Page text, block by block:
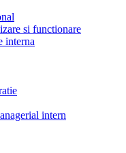
si functionare
interna
intern